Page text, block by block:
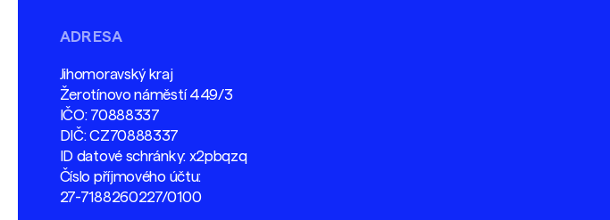
ADRESA
Jihomoravský kraj
Žerotínovo náměstí 449/3
IČO: 70888337
DIČ: CZ70888337
ID datové schránky: x2pbqzq
Číslo příjmového účtu:
27-7188260227/0100